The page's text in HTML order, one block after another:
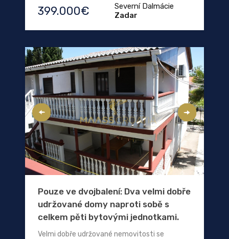
399.000€
Severní Dalmácie
Zadar
Pouze ve dvojbalení: Dva velmi dobře
udržované domy naproti sobě s
celkem pěti bytovými jednotkami.
Velmi dobře udržované nemovitosti se